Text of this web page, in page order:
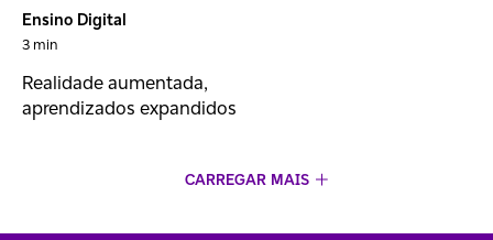
Ensino Digital
3 min
Realidade aumentada,
aprendizados expandidos
CARREGAR MAIS